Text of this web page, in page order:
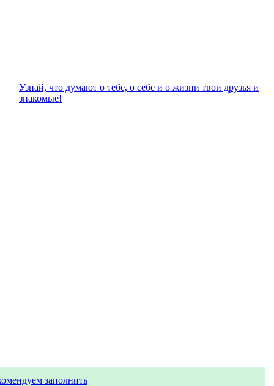
Узнай, что думают о тебе, о себе и о жизни твои друзья и
знакомые!
заполнить